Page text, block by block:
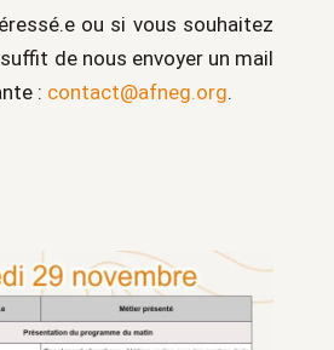
ou si vous souhaitez
de nous envoyer un mail
: contact@afneg.org.